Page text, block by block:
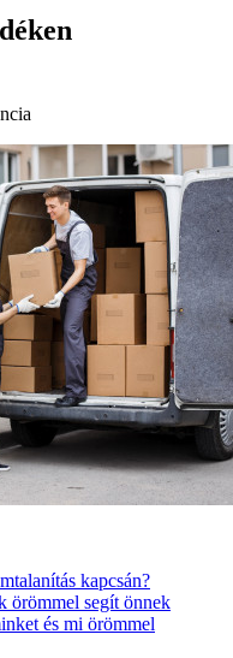
kapcsán?
örömmel segít önnek
és mi örömmel